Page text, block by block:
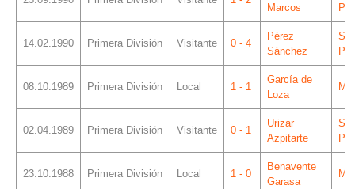
Marcos
14.02.1990 Primera División Visitante 0 - 4
Pérez
Sánchez
08.10.1989 Primera División Local 1 - 1
García de
Loza
02.04.1989 Primera División Visitante 0 - 1
Urizar
Azpitarte
23.10.1988 Primera División Local 1 - 0
Benavente
Garasa